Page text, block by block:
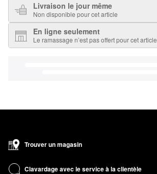
Livraison le jour même
Non disponible pour cet article
En ligne seulement
Le ramassage n’est pas offert pour cet article
Trouver un magasin
Clavardage avec le service à la clientèle